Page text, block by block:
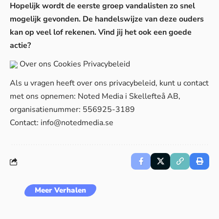
Hopelijk wordt de eerste groep vandalisten zo snel
mogelijk gevonden. De handelswijze van deze ouders
kan op veel lof rekenen. Vind jij het ook een goede
actie?
Over ons Cookies Privacybeleid
Als u vragen heeft over ons privacybeleid, kunt u contact
met ons opnemen: Noted Media i Skellefteå AB,
organisatienummer: 556925-3189
Contact: info@notedmedia.se
Meer Verhalen